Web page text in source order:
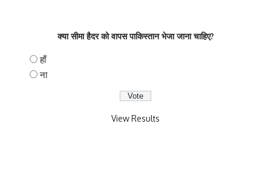
क्या सीमा हैदर को वापस पाकिस्तान भेजा जाना चाहिए?
हाँ
ना
View Results